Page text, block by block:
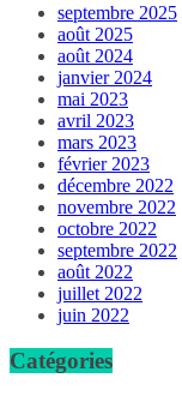
septembre 2025
août 2025
août 2024
janvier 2024
mai 2023
avril 2023
mars 2023
février 2023
décembre 2022
novembre 2022
octobre 2022
septembre 2022
août 2022
juillet 2022
juin 2022
Catégories